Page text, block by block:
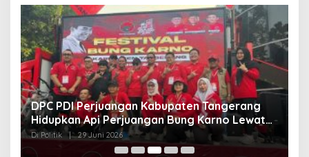
DPC PDI Perjuangan Kabupaten Tangerang
Hidupkan Api Perjuangan Bung Karno Lewat
Festival Bulan Bung Karno
Di Politik | 29 Juni 2026